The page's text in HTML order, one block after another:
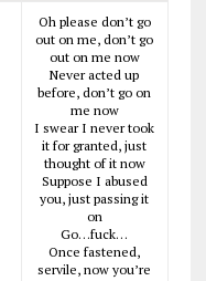
Oh please don’t go
out on me, don’t go
out on me now
Never acted up
before, don’t go on
me now
I swear I never took
it for granted, just
thought of it now
Suppose I abused
you, just passing it
on
Go…fuck…
Once fastened,
servile, now you’re